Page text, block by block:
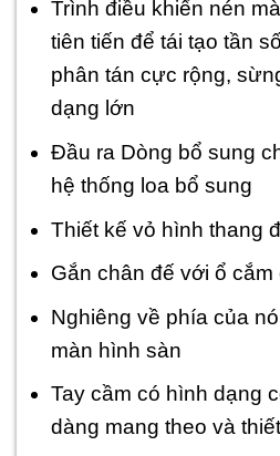
Trình điều khiển nén
tiên tiến để tái tạo tần
phân tán cực rộng,
dạng lớn
Đầu ra Dòng bổ sung
hệ thống loa bổ sung
Thiết kế vỏ hình thang
Gắn chân đế với ổ
Nghiêng về phía của
màn hình sàn
Tay cầm có hình dạng
dàng mang theo và